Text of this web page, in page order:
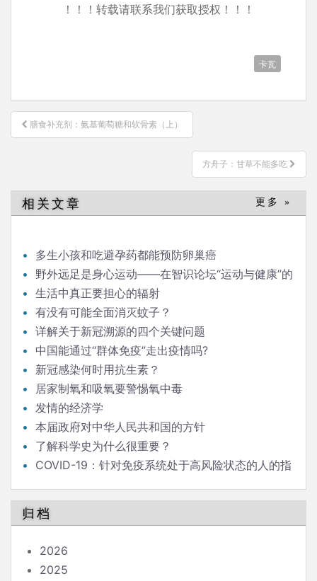
！！！转载请联系我们获取授权！！！
卡瓦
文
章
膳食补充剂：氨基葡萄糖和软骨素（上）
方舟子：甘草不能多吃
相关文章 更多 »
多生小孩和吃避孕药都能预防卵巢癌
野外远足是身心运动——在智识论坛“运动与健康”的
发言生活中真正要担心的辐射
有没有可能全面消灭蚊子？
详解关于新冠溯源的四个关键问题
中国能通过“群体免疫”走出疫情吗?
新冠感染何时用抗生素？
居家制氧和吸氧要警惕氧中毒
发情的经济学
本届政府对中华人民共和国的方针
了解科学史为什么很重要？
COVID-19：针对免疫系统处于高风险状态的人的指
归档
2026
2025